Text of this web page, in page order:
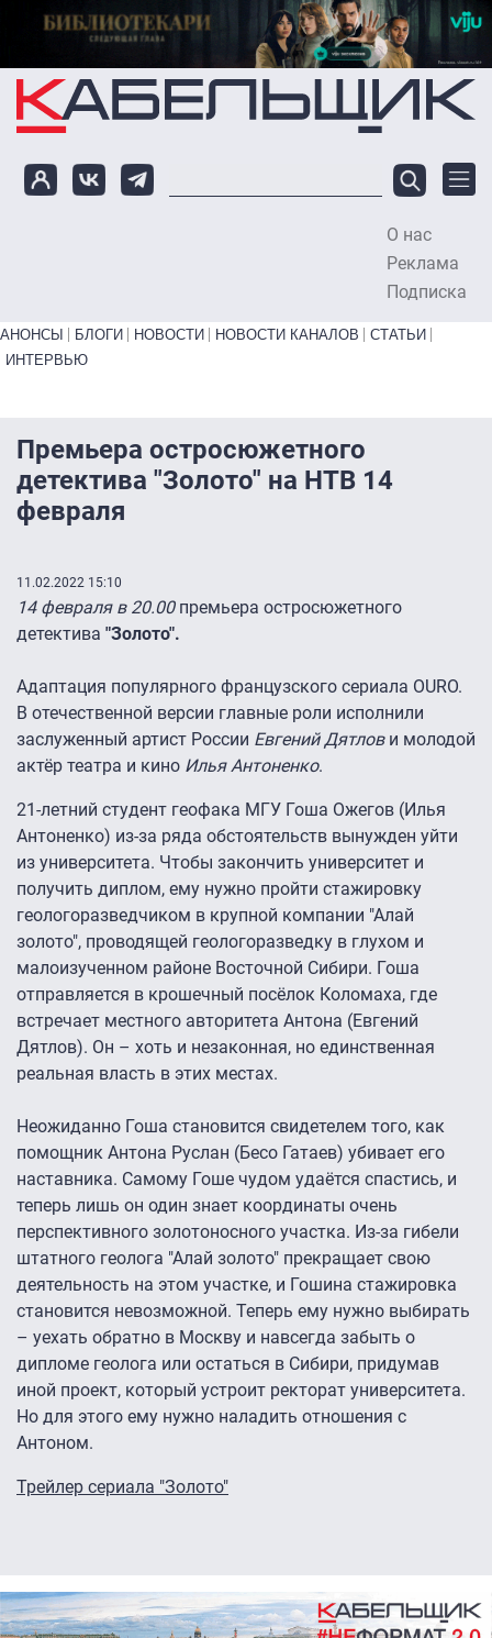
Перейти к основному содержанию
О нас
Реклама
Подписка
Primary links bottom
АНОНСЫ БЛОГИ НОВОСТИ НОВОСТИ КАНАЛОВ
СТАТЬИ
ИНТЕРВЬЮ
Премьера остросюжетного
детектива "Золото" на НТВ 14
февраля
11.02.2022 15:10
14 февраля в 20.00премьера остросюжетного
детектива "Золото".
Адаптация популярного французского сериала OURO.
В отечественной версии главные роли исполнили
заслуженный артист России Евгений Дятлов и молодой
актёр театра и кино Илья Антоненко.
21-летний студент геофака МГУ Гоша Ожегов (Илья
Антоненко) из-за ряда обстоятельств вынужден уйти
из университета. Чтобы закончить университет и
получить диплом, ему нужно пройти стажировку
геологоразведчиком в крупной компании "Алай
золото", проводящей геологоразведку в глухом и
малоизученном районе Восточной Сибири. Гоша
отправляется в крошечный посёлок Коломаха, где
встречает местного авторитета Антона (Евгений
Дятлов). Он – хоть и незаконная, но единственная
реальная власть в этих местах.
Неожиданно Гоша становится свидетелем того, как
помощник Антона Руслан (Бесо Гатаев) убивает его
наставника. Самому Гоше чудом удаётся спастись, и
теперь лишь он один знает координаты очень
перспективного золотоносного участка. Из-за гибели
штатного геолога "Алай золото" прекращает свою
деятельность на этом участке, и Гошина стажировка
становится невозможной. Теперь ему нужно выбирать
– уехать обратно в Москву и навсегда забыть о
дипломе геолога или остаться в Сибири, придумав
иной проект, который устроит ректорат университета.
Но для этого ему нужно наладить отношения с
Антоном.
Трейлер сериала "Золото"